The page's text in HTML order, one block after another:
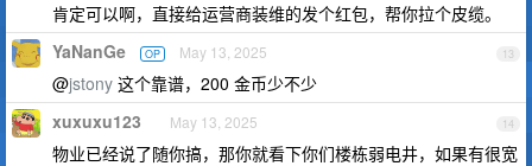
肯定可以啊，直接给运营商装维的发个红包，帮你拉个皮缆。
13
YaNanGe OP May 13, 2025
@jstony 这个靠谱，200 金币少不少
14
xuxuxu123 May 13, 2025
物业已经说了随你搞，那你就看下你们楼栋弱电井，如果有很宽